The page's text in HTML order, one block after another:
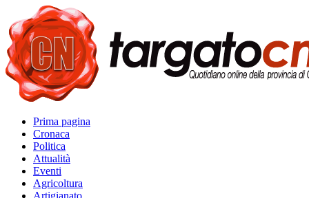
Prima pagina
Cronaca
Politica
Attualità
Eventi
Agricoltura
Artigianato